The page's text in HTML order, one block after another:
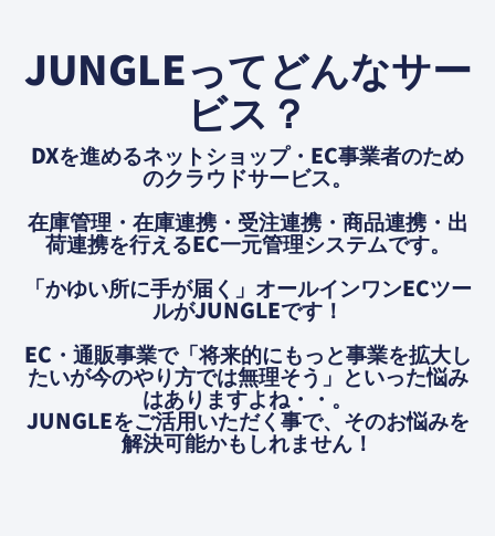
JUNGLEってどんなサー
ビス？
DXを進めるネットショップ・EC事業者のため
のクラウドサービス。
在庫管理・在庫連携・受注連携・商品連携・出
荷連携を⾏えるEC⼀元管理システムです。
「かゆい所に⼿が届く」オールインワンECツー
ルがJUNGLEです！
EC・通販事業で「将来的にもっと事業を拡大し
たいが今のやり方では無理そう」といった悩み
はありますよね・・。
JUNGLEをご活用いただく事で、そのお悩みを
解決可能かもしれません！